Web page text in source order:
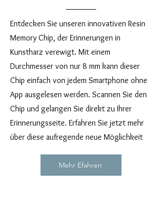
Entdecken Sie unseren innovativen Resin
Memory Chip, der Erinnerungen in
Kunstharz verewigt. Mit einem
Durchmesser von nur 8 mm kann dieser
Chip einfach von jedem Smartphone ohne
App ausgelesen werden. Scannen Sie den
Chip und gelangen Sie direkt zu Ihrer
Erinnerungsseite. Erfahren Sie jetzt mehr
über diese aufregende neue Möglichkeit
Mehr Efahren